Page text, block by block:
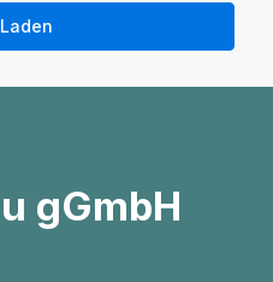
gGmbH